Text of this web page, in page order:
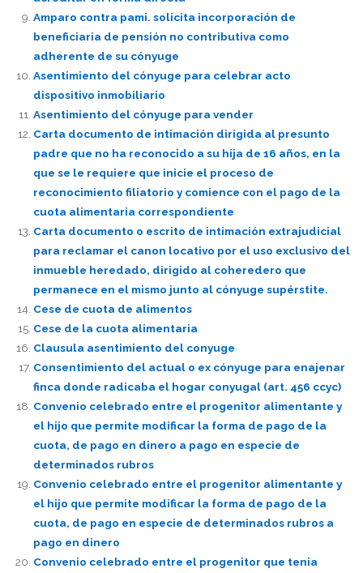
Amparo contra pami. solicita incorporación de
beneficiaria de pensión no contributiva como
adherente de su cónyuge
Asentimiento del cónyuge para celebrar acto
dispositivo inmobiliario
Asentimiento del cónyuge para vender
Carta documento de intimación dirigida al presunto
padre que no ha reconocido a su hija de 16 años, en la
que se le requiere que inicie el proceso de
reconocimiento filiatorio y comience con el pago de la
cuota alimentaria correspondiente
Carta documento o escrito de intimación extrajudicial
para reclamar el canon locativo por el uso exclusivo del
inmueble heredado, dirigido al coheredero que
permanece en el mismo junto al cónyuge supérstite.
Cese de cuota de alimentos
Cese de la cuota alimentaria
Clausula asentimiento del conyuge
Consentimiento del actual o ex cónyuge para enajenar
finca donde radicaba el hogar conyugal (art. 456 ccyc)
Convenio celebrado entre el progenitor alimentante y
el hijo que permite modificar la forma de pago de la
cuota, de pago en dinero a pago en especie de
determinados rubros
Convenio celebrado entre el progenitor alimentante y
el hijo que permite modificar la forma de pago de la
cuota, de pago en especie de determinados rubros a
pago en dinero
Convenio celebrado entre el progenitor que tenia